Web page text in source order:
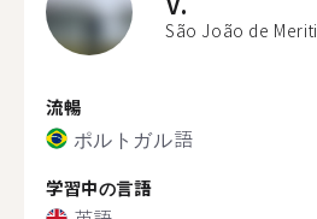
São João de Meriti
流暢
ポルトガル語
学習中の言語